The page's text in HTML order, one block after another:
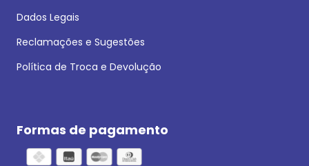
Dados Legais
Reclamações e Sugestões
Política de Troca e Devolução
Formas de pagamento